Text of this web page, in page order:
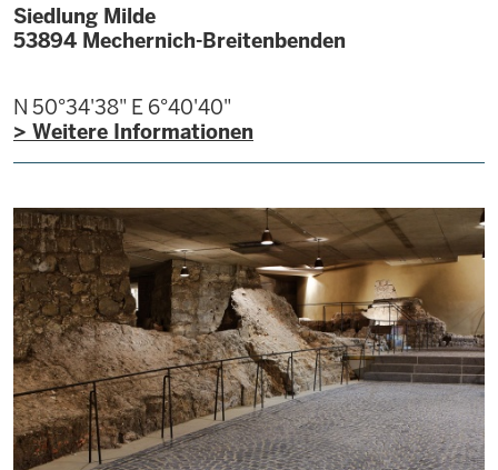
Siedlung Milde
53894 Mechernich-Breitenbenden
N 50°34'38" E 6°40'40"
> Weitere Informationen